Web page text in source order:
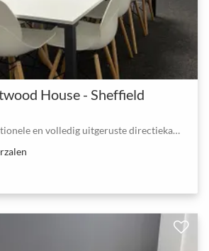
House - Sheffield
Comfortabele, functionele en volledig uitgeruste directiekamer.